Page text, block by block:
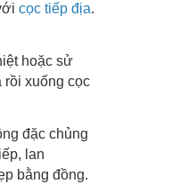
cọc tiếp địa.
hoặc sử
rồi xuống cọc
đặc chủng
lan
bằng đồng.